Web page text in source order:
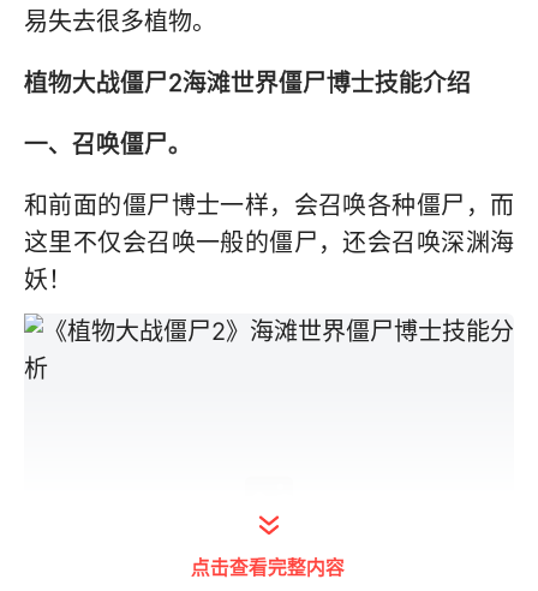
易失去很多植物。
植物大战僵尸2海滩世界僵尸博士技能介绍
一、召唤僵尸。
和前面的僵尸博士一样，会召唤各种僵尸，而
这里不仅会召唤一般的僵尸，还会召唤深渊海
妖！
点击查看完整内容